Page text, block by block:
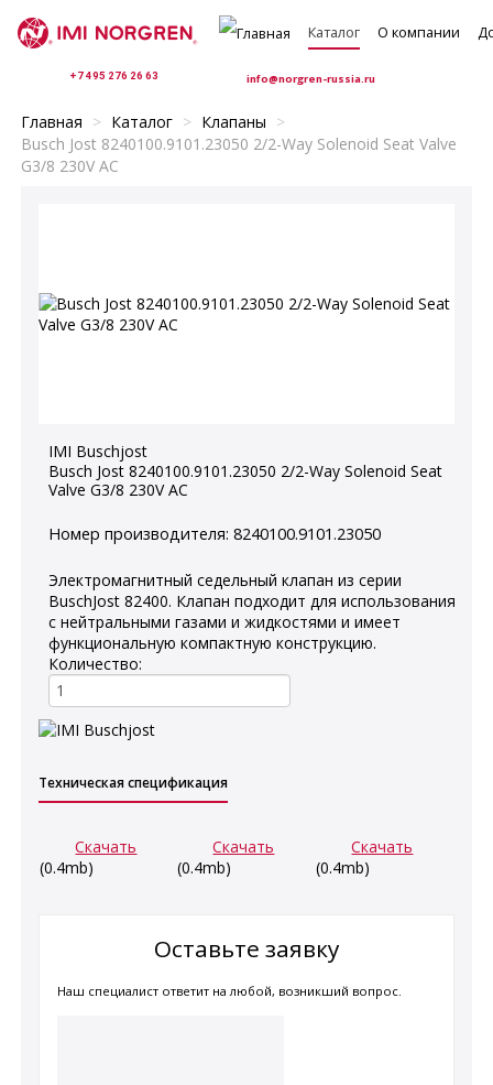
Каталог О компании
+7 495 276 26 63 info@norgren-russia.ru
Главная > Каталог > Клапаны >
Busch Jost 8240100.9101.23050 2/2-Way Solenoid Seat Valve
G3/8 230V AC
IMI Buschjost
Busch Jost 8240100.9101.23050 2/2-Way Solenoid Seat
Valve G3/8 230V AC
Номер производителя: 8240100.9101.23050
Электромагнитный седельный клапан из серии
BuschJost 82400. Клапан подходит для использования
с нейтральными газами и жидкостями и имеет
функциональную компактную конструкцию.
Количество:
Техническая спецификация
Скачать
(0.4mb)
Скачать
(0.4mb)
Скачать
(0.4mb)
Оставьте заявку
Наш специалист ответит на любой, возникший вопрос.